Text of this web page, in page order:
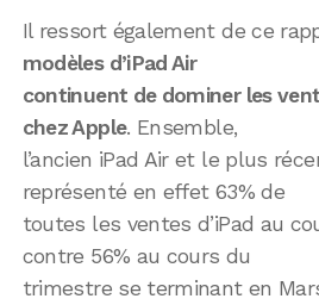
Il ressort également de ce
modèles d’iPad Air
continuent de dominer les
chez Apple. Ensemble,
l’ancien iPad Air et le plus
représenté en effet 63% de
toutes les ventes d’iPad au
contre 56% au cours du
trimestre se terminant en